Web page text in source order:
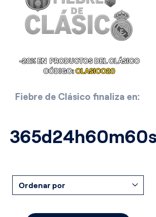
Fiebre de Clásico finaliza en:
365d24h60m60s